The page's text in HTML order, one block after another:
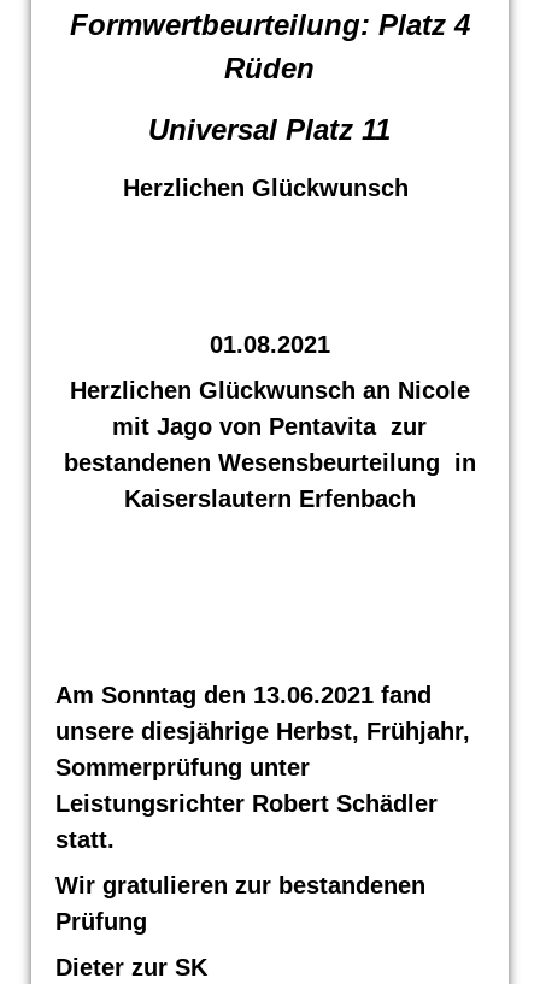
Formwertbeurteilung: Platz 4
Rüden
Universal Platz 11
Herzlichen Glückwunsch
01.08.2021
Herzlichen Glückwunsch an Nicole
mit Jago von Pentavita zur
bestandenen Wesensbeurteilung in
Kaiserslautern Erfenbach
Am Sonntag den 13.06.2021 fand
unsere diesjährige Herbst, Frühjahr,
Sommerprüfung unter
Leistungsrichter Robert Schädler
statt.
Wir gratulieren zur bestandenen
Prüfung
Dieter zur SK